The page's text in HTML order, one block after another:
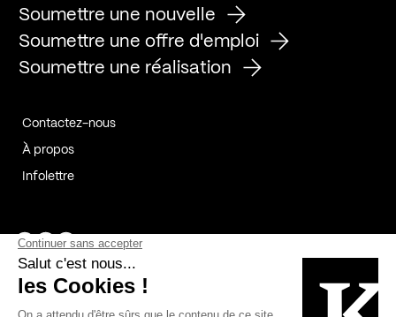
Soumettre une nouvelle
Soumettre une offre d'emploi
Soumettre une réalisation
Contactez-nous
À propos
Infolettre
Page Facebook de Kollectif
Page Instagram de Kollectif
Page Linkedin de Kollectif